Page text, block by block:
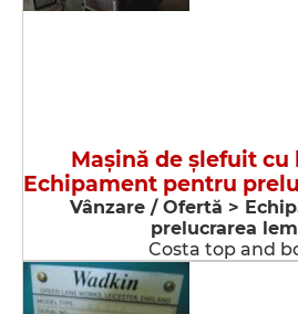
Maşină de şlefuit cu
Echipament pentru
Vânzare / Ofertă >
prelucrarea
Costa top and